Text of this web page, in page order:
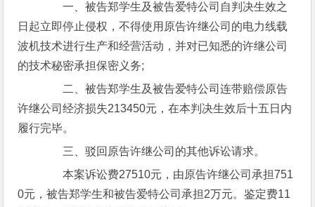
一、被告郑学生及被告爱特公司自判决生效之
日起立即停止侵权，不得使用原告许继公司的电力线载
波机技术进行生产和经营活动，并对已知悉的许继公司
的技术秘密承担保密义务;
二、被告郑学生及被告爱特公司连带赔偿原告
许继公司经济损失213450元，在本判决生效后十五日内
履行完毕。
三、驳回原告许继公司的其他诉讼请求。
本案诉讼费27510元，由原告许继公司承担751
0元，被告郑学生和被告爱特公司承担2万元。鉴定费11